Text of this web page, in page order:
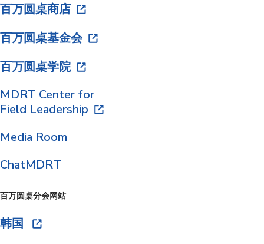
百万圆桌商店
百万圆桌基金会
百万圆桌学院
MDRT Center for
Field Leadership
Media Room
ChatMDRT
百万圆桌分会网站
韩国